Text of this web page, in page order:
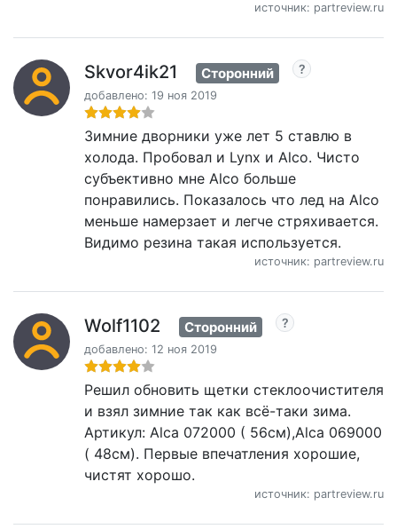
источник: partreview.ru
Skvor4ik21 Сторонний
добавлено: 19 ноя 2019
Зимние дворники уже лет 5 ставлю в
холода. Пробовал и Lynx и Alco. Чисто
субъективно мне Alco больше
понравились. Показалось что лед на Alco
меньше намерзает и легче стряхивается.
Видимо резина такая используется.
источник: partreview.ru
Wolf1102 Сторонний
добавлено: 12 ноя 2019
Решил обновить щетки стеклоочистителя
и взял зимние так как всё-таки зима.
Артикул: Alca 072000 ( 56см),Alca 069000
( 48см). Первые впечатления хорошие,
чистят хорошо.
источник: partreview.ru